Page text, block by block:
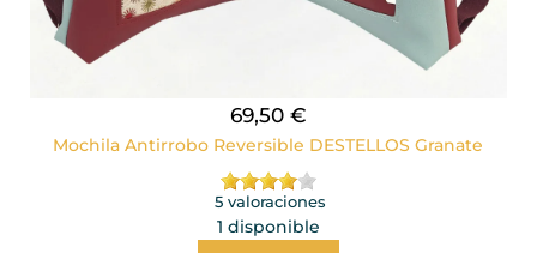
69,50 €
Mochila Antirrobo Reversible DESTELLOS Granate
5 valoraciones
1 disponible